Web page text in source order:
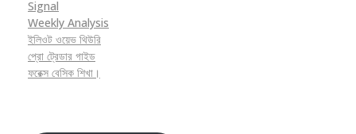
Signal
Weekly Analysis
ইলিওট ওয়েভ থিউরি
প্রো ট্রেডার গাইড
ফরেক্স বেসিক শিখা।